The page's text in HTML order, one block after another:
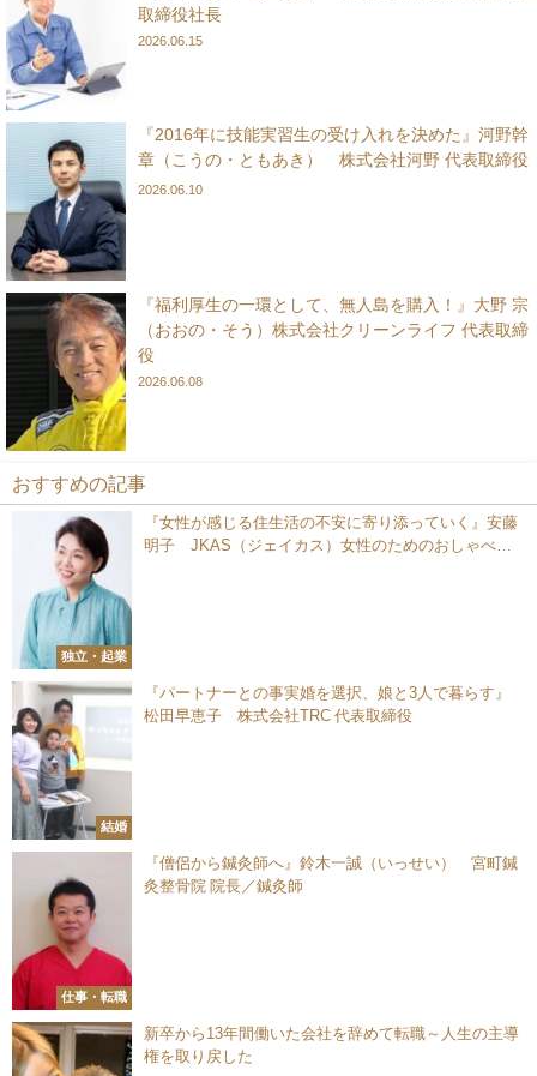
取締役社長
2026.06.15
『2016年に技能実習生の受け入れを決めた』河野幹
章（こうの・ともあき） 株式会社河野 代表取締役
2026.06.10
『福利厚生の一環として、無人島を購入！』大野 宗
（おおの・そう）株式会社クリーンライフ 代表取締
役
2026.06.08
おすすめの記事
独立・起業
『女性が感じる住生活の不安に寄り添っていく』安藤
明子 JKAS（ジェイカス）女性のためのおしゃべり
結婚
『パートナーとの事実婚を選択、娘と3人で暮らす』
松田早恵子 株式会社TRC 代表取締役
仕事・転職
『僧侶から鍼灸師へ』鈴木一誠（いっせい） 宮町鍼
灸整骨院 院長／鍼灸師
新卒から13年間働いた会社を辞めて転職～人生の主導
権を取り戻した